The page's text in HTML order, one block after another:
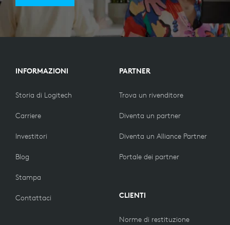
INFORMAZIONI
Storia di Logitech
Carriere
Investitori
Blog
Stampa
Contattaci
PARTNER
Trova un rivenditore
Diventa un partner
Diventa un Alliance Partner
Portale dei partner
CLIENTI
Norme di restituzione